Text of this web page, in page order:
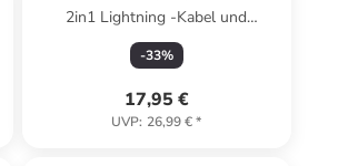
2in1 Lightning -Kabel und
induktives Ladegerät für Apple
Watch 1,5m weiß
-33%
17,95 €
UVP: 26,99 €*